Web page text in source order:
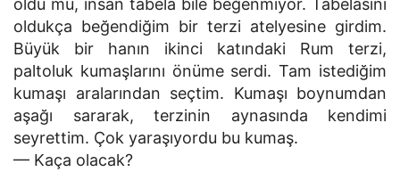
oldu mu, insan tabelâ bile beğenmiyor. Tabelâsını
oldukça beğendiğim bir terzi atelyesine girdim.
Büyük bir hanın ikinci katındaki Rum terzi,
paltoluk kumaşlarını önüme serdi. Tam istediğim
kumaşı aralarından seçtim. Kumaşı boynumdan
aşağı sararak, terzinin aynasında kendimi
seyrettim. Çok yaraşıyordu bu kumaş.
— Kaça olacak?